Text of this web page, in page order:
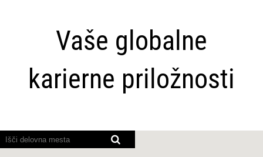
karierne
priložnosti
Vaše globalne
karierne priložnosti
Bralniki
zaslona